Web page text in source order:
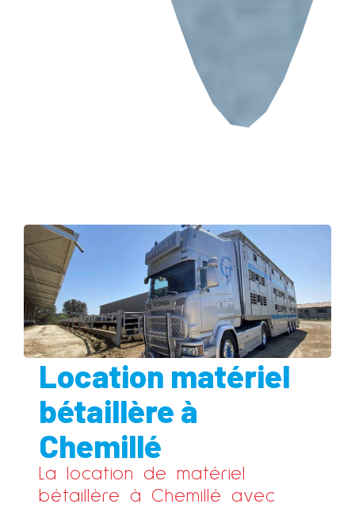
Location matériel
bétaillère à
Chemillé
La location de matériel
bétaillère à Chemillé avec